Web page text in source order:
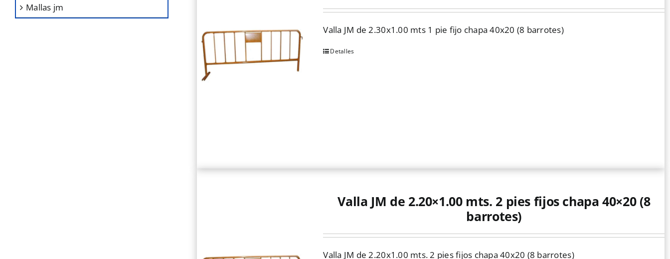
Valla JM de 2.30x1.00 mts 1 pie fijo chapa 40x20 (8 barrotes)
Detalles
Valla JM de 2.20×1.00 mts. 2 pies fijos chapa 40×20 (8
barrotes)
Valla JM de 2.20x1.00 mts. 2 pies fijos chapa 40x20 (8 barrotes)
mallas jm